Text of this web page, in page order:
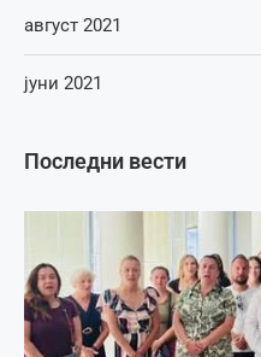
Последни вести
август 2021
јуни 2021